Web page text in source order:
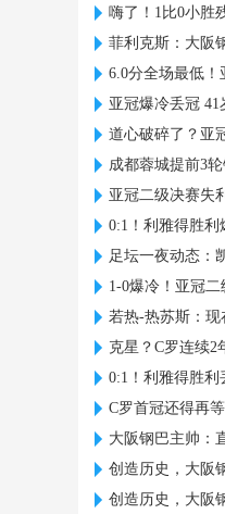
嗨了！1比0小胜
菲利克斯：大阪
6.0分全场最低
亚冠爆冷丢冠
道心破碎了？亚
成都蓉城提前3
亚冠二级决赛失
0:1！利雅得胜利
足坛一夜动态：
1-0爆冷！亚冠
若热-热苏斯：
克星？C罗连续2
0:1！利雅得胜
C罗首冠还得再
大阪钢巴主帅：
创造历史，大阪
创造历史，大阪